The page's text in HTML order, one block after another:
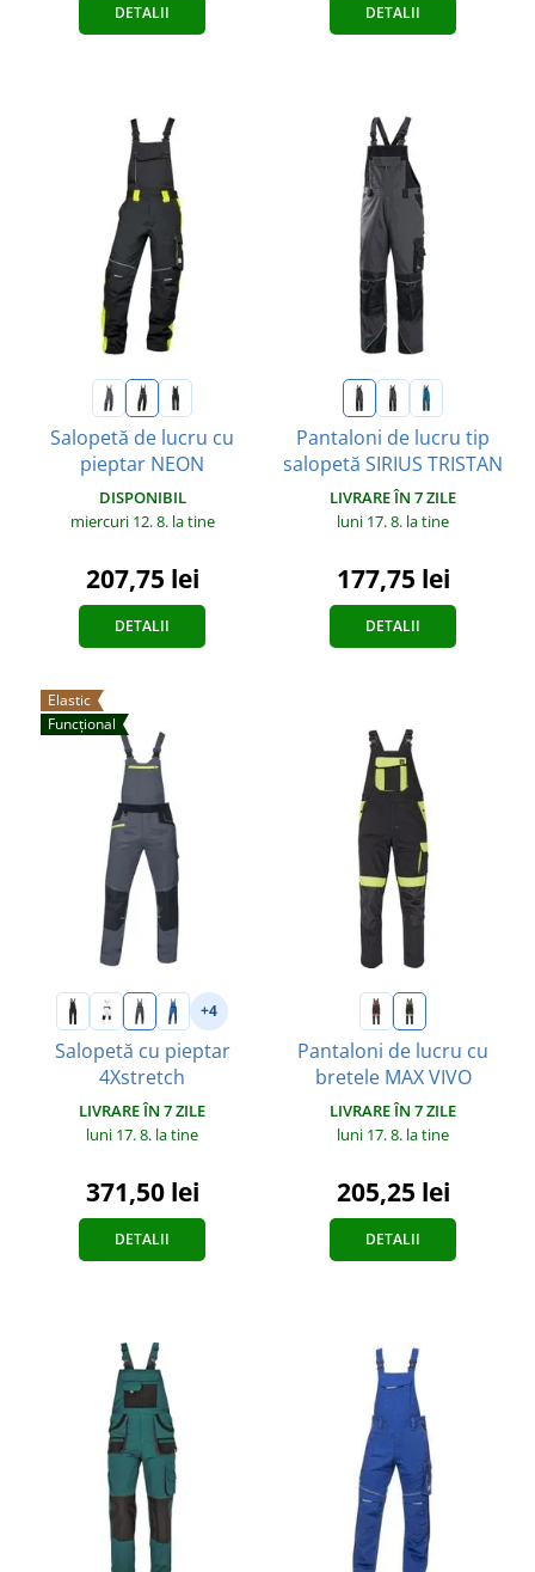
DETALII DETALII
Salopetă de lucru cu
pieptar NEON
DISPONIBIL
miercuri 12. 8. la tine
207,75 lei
DETALII
Pantaloni de lucru tip
salopetă SIRIUS TRISTAN
LIVRARE ÎN 7 ZILE
luni 17. 8. la tine
177,75 lei
DETALII
Elastic
Funcțional
+4
Salopetă cu pieptar
4Xstretch
LIVRARE ÎN 7 ZILE
luni 17. 8. la tine
371,50 lei
DETALII
Pantaloni de lucru cu
bretele MAX VIVO
LIVRARE ÎN 7 ZILE
luni 17. 8. la tine
205,25 lei
DETALII